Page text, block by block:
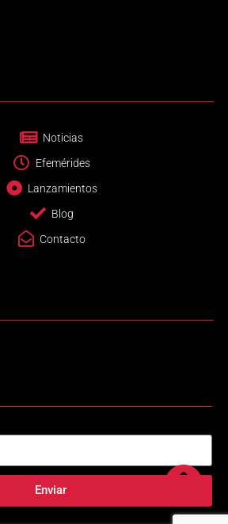
Noticias
Efemérides
Lanzamientos
Blog
Contacto
Enviar